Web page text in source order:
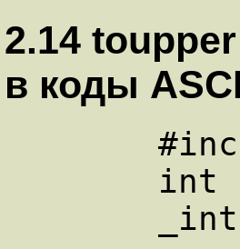
2.14
в коды